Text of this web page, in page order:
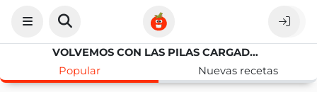
VOLVEMOS CON LAS PILAS CARGADAS!!RETO REPOSTERAS POR EUROPA..FRANCIA Y SUS MACARONS
Popular
Nuevas recetas